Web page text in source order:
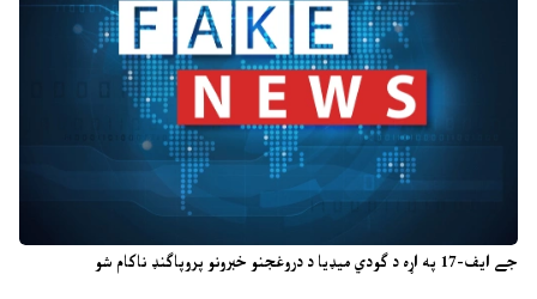
جے ایف-17 په اړه د ګودي میډیا د دروغجنو خبرونو پروپاګنډ ناکام شو